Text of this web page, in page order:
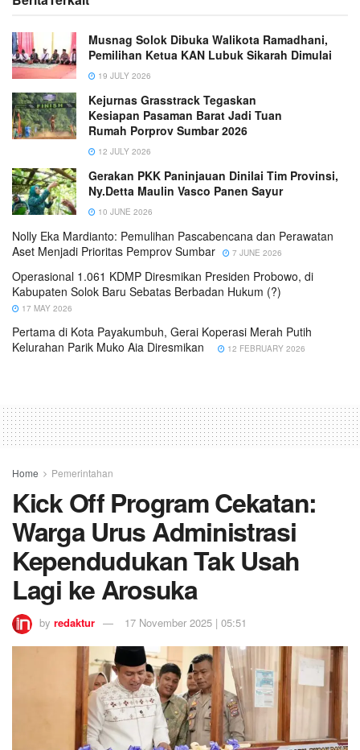
Musnag Solok Dibuka Walikota Ramadhani,
Pemilihan Ketua KAN Lubuk Sikarah Dimulai
19 JULY 2026
Kejurnas Grasstrack Tegaskan
Kesiapan Pasaman Barat Jadi Tuan
Rumah Porprov Sumbar 2026
12 JULY 2026
Gerakan PKK Paninjauan Dinilai Tim Provinsi,
Ny.Detta Maulin Vasco Panen Sayur
10 JUNE 2026
Nolly Eka Mardianto: Pemulihan Pascabencana dan Perawatan
Aset Menjadi Prioritas Pemprov Sumbar
7 JUNE 2026
Operasional 1.061 KDMP Diresmikan Presiden Probowo, di
Kabupaten Solok Baru Sebatas Berbadan Hukum (?)
17 MAY 2026
Pertama di Kota Payakumbuh, Gerai Koperasi Merah Putih
Kelurahan Parik Muko Aia Diresmikan
12 FEBRUARY 2026
Home Pemerintahan
Kick Off Program Cekatan:
Warga Urus Administrasi
Kependudukan Tak Usah
Lagi ke Arosuka
by redaktur 17 November 2025 | 05:51